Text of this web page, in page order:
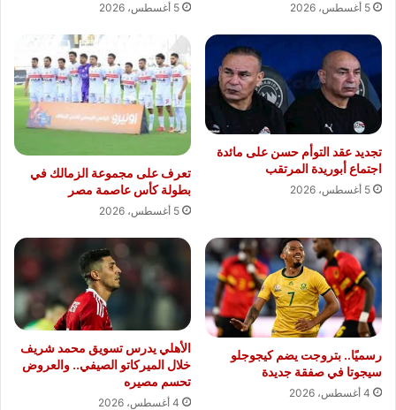
5 أغسطس، 2026 5 أغسطس، 2026
تجديد عقد التوأم حسن على مائدة
اجتماع أبوريدة المرتقب
5 أغسطس، 2026
تعرف على مجموعة الزمالك في
بطولة كأس عاصمة مصر
5 أغسطس، 2026
رسميًا.. بتروجت يضم كيجوجلو
سيجوتا في صفقة جديدة
4 أغسطس، 2026
الأهلي يدرس تسويق محمد شريف
خلال الميركاتو الصيفي.. والعروض
تحسم مصيره
4 أغسطس، 2026